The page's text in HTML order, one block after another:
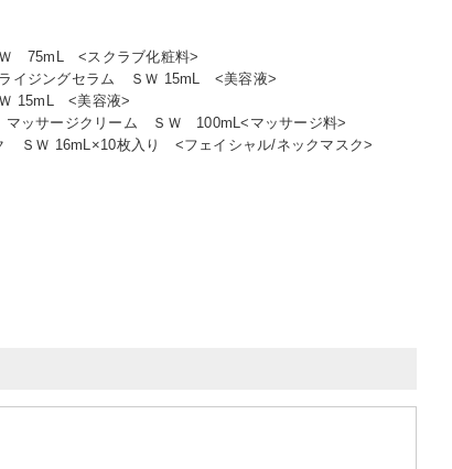
75mL <スクラブ化粧料>
イジングセラム ＳＷ 15mL <美容液>
15mL <美容液>
マッサージクリーム ＳＷ 100mL<マッサージ料>
ＳＷ 16mL×10枚入り <フェイシャル/ネックマスク>